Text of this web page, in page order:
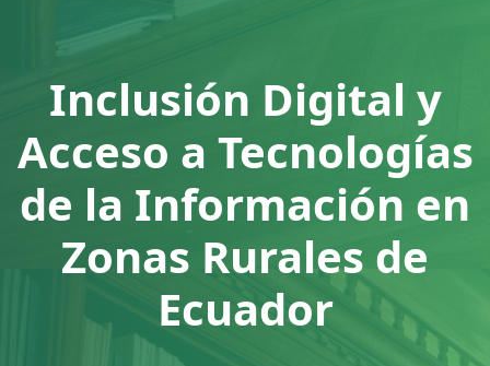
Inclusión Digital y
Acceso a Tecnologías
de la Información en
Zonas Rurales de
Ecuador